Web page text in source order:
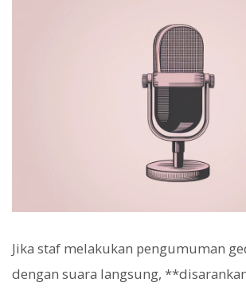
Jika staf melakukan pengumuman
dengan suara langsung,